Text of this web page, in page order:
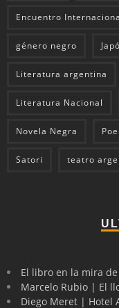
Encuentro
género negro
Literatura argentina
Literatura Nacional
Novela Negra
Satori teatro
El libro en la mira
Marcelo Rubio | El
Diego Meret | Hotel